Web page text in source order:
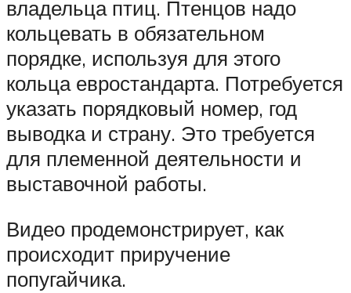
владельца птиц. Птенцов надо
кольцевать в обязательном
порядке, используя для этого
кольца евростандарта. Потребуется
указать порядковый номер, год
выводка и страну. Это требуется
для племенной деятельности и
выставочной работы.
Видео продемонстрирует, как
происходит приручение
попугайчика.